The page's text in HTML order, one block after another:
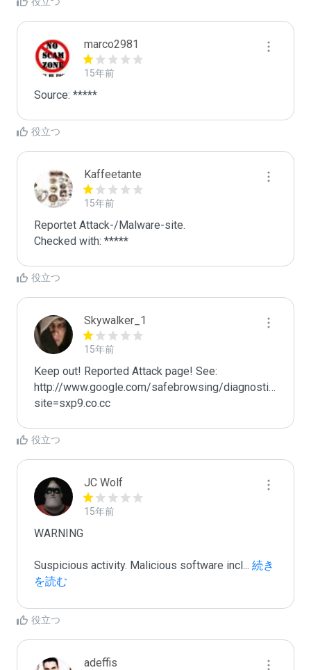
marco2981
15年前
Source: *****
役立つ
Kaffeetante
15年前
Reportet Attack-/Malware-site.
Checked with: *****
役立つ
Skywalker_1
15年前
Keep out! Reported Attack page! See:
http://www.google.com/safebrowsing/diagnostic?
site=sxp9.co.cc
役立つ
JC Wolf
15年前
WARNING
Suspicious activity. Malicious software incl... 続き
を読む
役立つ
adeffis